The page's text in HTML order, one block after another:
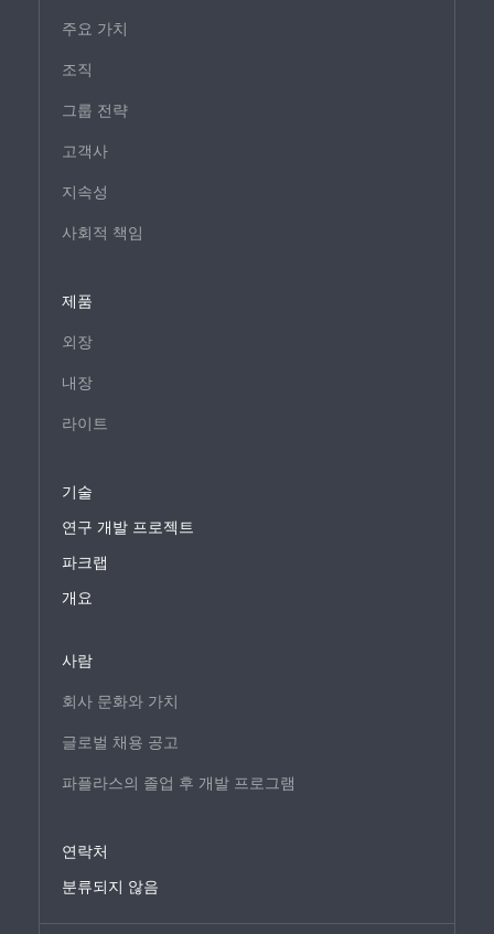
주요 가치
조직
그룹 전략
고객사
지속성
사회적 책임
제품
외장
내장
라이트
기술
연구 개발 프로젝트
파크랩
개요
사람
회사 문화와 가치
글로벌 채용 공고
파플라스의 졸업 후 개발 프로그램
연락처
분류되지 않음